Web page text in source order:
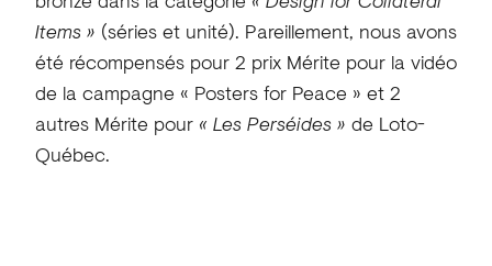
Items » (séries et unité). Pareillement, nous avons
été récompensés pour 2 prix Mérite pour la vidéo
de la campagne « Posters for Peace » et 2
autres Mérite pour « Les Perséides » de Loto-
Québec.